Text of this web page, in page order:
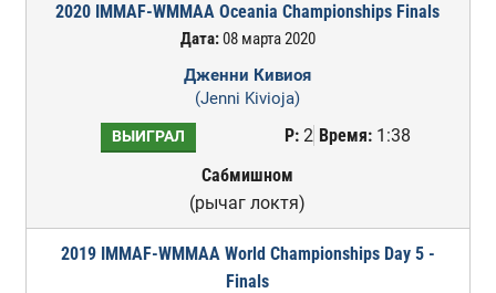
2020 IMMAF-WMMAA Oceania Championships Finals
Дата:08 марта 2020
Дженни Кивиоя
(Jenni Kivioja)
ВЫИГРАЛ Р:2 Время:1:38
Сабмишном
(рычаг локтя)
2019 IMMAF-WMMAA World Championships Day 5 -
Finals